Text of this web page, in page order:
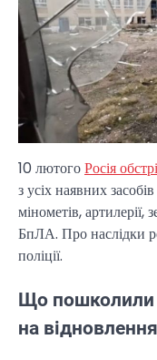
10 лютогоРосія
з усіх наявних
мінометів, артилерії,
БпЛА. Про наслідки
поліції.
Що пошколили
на відновлення